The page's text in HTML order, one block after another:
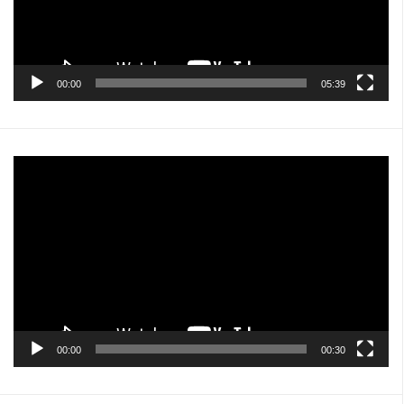
00:00 05:39
00:00 00:30